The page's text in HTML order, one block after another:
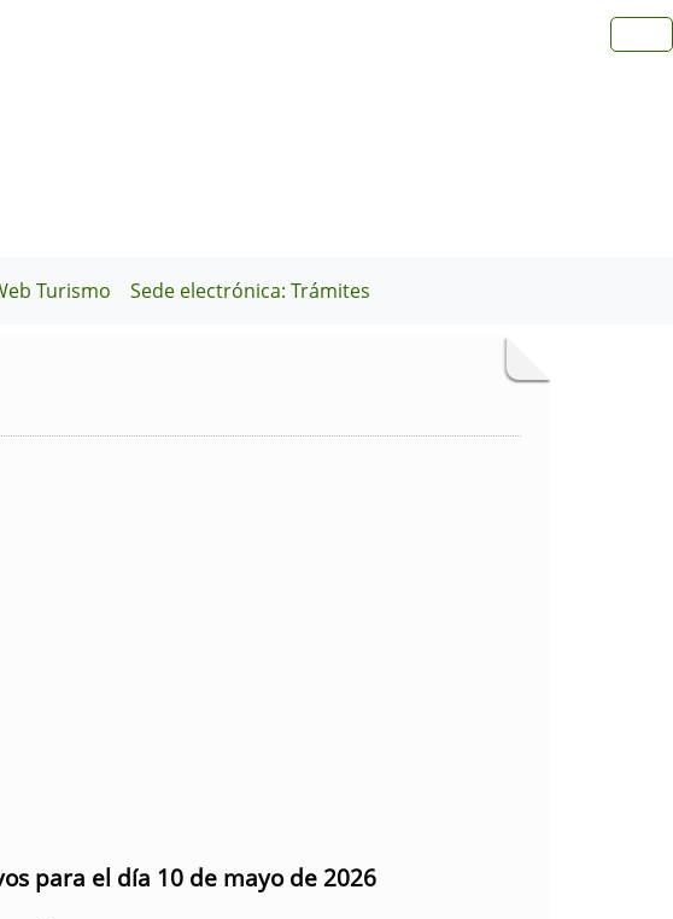
Turismo Sede electrónica: Trámites
para el día 10 de mayo de 2026